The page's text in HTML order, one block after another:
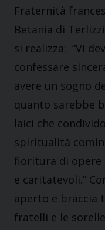
Fraternità
Betania di
si realizza: “Vi
confessare
avere un sogno
quanto sarebbe
laici che
spiritualità
fioritura di opere
e caritatevoli.”
aperto e braccia
fratelli e le